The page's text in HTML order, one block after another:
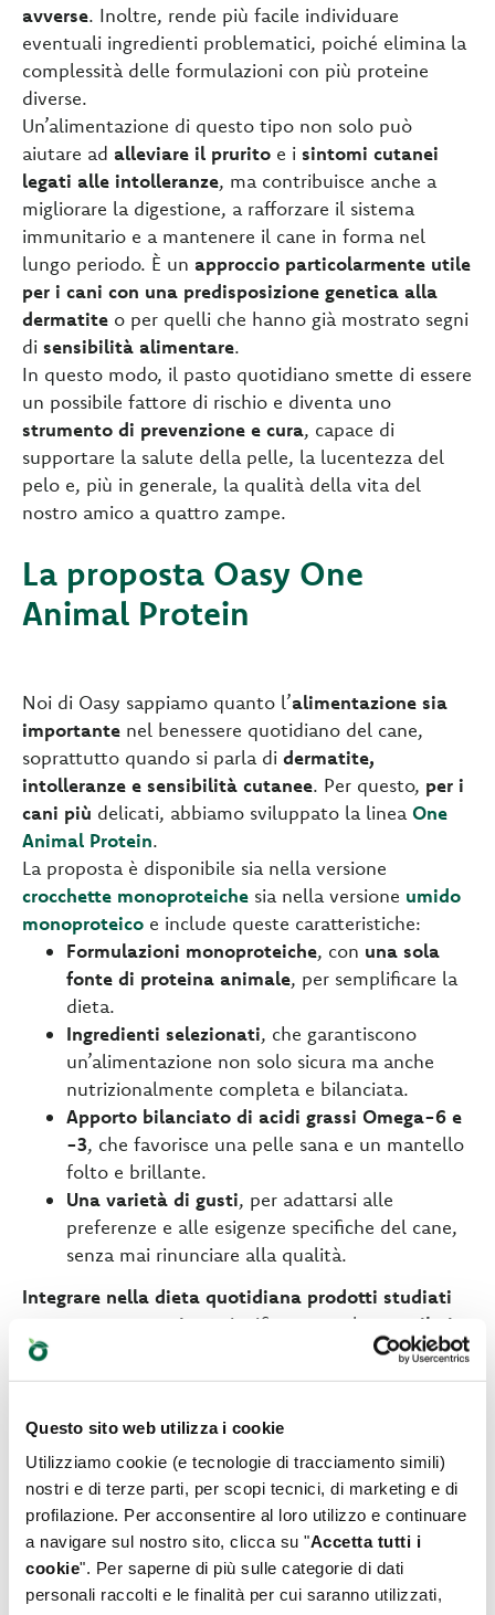
Questo sito web utilizza i cookie
Utilizziamo cookie (e tecnologie di tracciamento simili)
nostri e di terze parti, per scopi tecnici, di marketing e di
profilazione. Per acconsentire al loro utilizzo e continuare
a navigare sul nostro sito, clicca su "Accetta tutti i
cookie". Per saperne di più sulle categorie di dati
personali raccolti e le finalità per cui saranno utilizzati,
avverse. Inoltre, rende più facile individuare
eventuali ingredienti problematici, poiché elimina la
complessità delle formulazioni con più proteine
diverse.
Un’alimentazione di questo tipo non solo può
aiutare ad alleviare il prurito e i sintomi cutanei
legati alle intolleranze, ma contribuisce anche a
migliorare la digestione, a rafforzare il sistema
immunitario e a mantenere il cane in forma nel
lungo periodo. È un approccio particolarmente utile
per i cani con una predisposizione genetica alla
dermatite o per quelli che hanno già mostrato segni
di sensibilità alimentare.
In questo modo, il pasto quotidiano smette di essere
un possibile fattore di rischio e diventa uno
strumento di prevenzione e cura, capace di
supportare la salute della pelle, la lucentezza del
pelo e, più in generale, la qualità della vita del
nostro amico a quattro zampe.
La proposta Oasy One
Animal Protein
Noi di Oasy sappiamo quanto l’alimentazione sia
importante nel benessere quotidiano del cane,
soprattutto quando si parla di dermatite,
intolleranze e sensibilità cutanee. Per questo, per i
cani più delicati, abbiamo sviluppato la linea One
Animal Protein.
La proposta è disponibile sia nella versione
crocchette monoproteiche sia nella versione umido
monoproteico e include queste caratteristiche:
Formulazioni monoproteiche, con una sola
fonte di proteina animale, per semplificare la
dieta.
Ingredienti selezionati, che garantiscono
un’alimentazione non solo sicura ma anche
nutrizionalmente completa e bilanciata.
Apporto bilanciato di acidi grassi Omega-6 e
-3, che favorisce una pelle sana e un mantello
folto e brillante.
Una varietà di gusti, per adattarsi alle
preferenze e alle esigenze specifiche del cane,
senza mai rinunciare alla qualità.
Integrare nella dieta quotidiana prodotti studiati
con questa attenzione
significa non solo
contribuire
ad alleviare il prurito
migliorare la salute della
pelle, ma anche favorire la ricrescita di un pelo sano
una strategia concreta per migliorare il benessere
generale del cane, restituendogli energia, vitalità e
tutto il comfort che merita.
Potrebbero interessarti